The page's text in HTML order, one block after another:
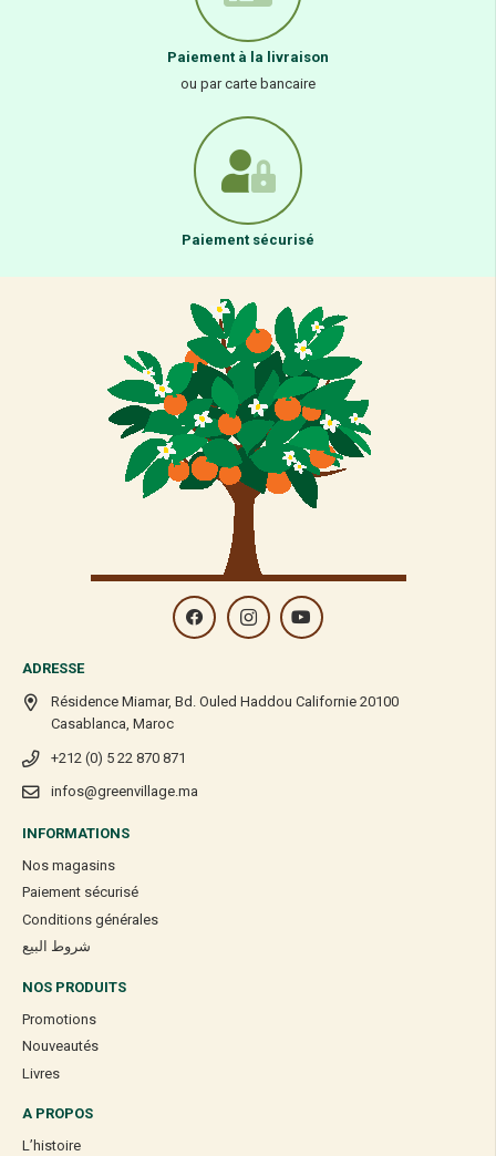
Paiement à la livraison
ou par carte bancaire
Paiement sécurisé
ADRESSE
Résidence Miamar, Bd. Ouled Haddou Californie 20100
Casablanca, Maroc
+212 (0) 5 22 870 871
infos@greenvillage.ma
INFORMATIONS
Nos magasins
Paiement sécurisé
Conditions générales
شروط البيع
NOS PRODUITS
Promotions
Nouveautés
Livres
A PROPOS
L’histoire